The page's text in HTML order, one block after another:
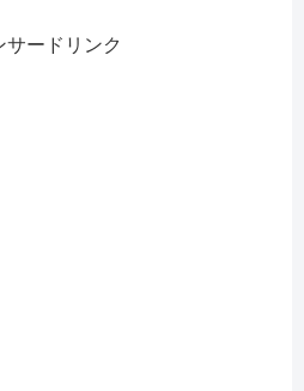
サードリンク